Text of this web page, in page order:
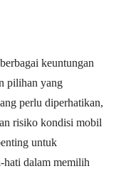
keuntungan
pilihan yang
perlu diperhatikan,
risiko kondisi mobil
untuk
hati dalam memilih